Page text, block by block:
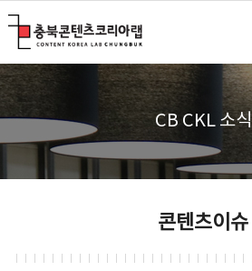
CB CKL 소식
콘텐츠이슈